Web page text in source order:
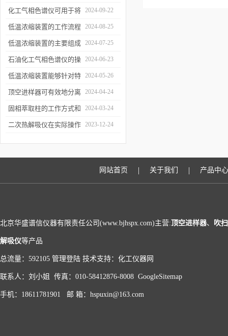
材料、新产品的研发中的
应用
化工气相色谱仪可用于将
样品引入色谱柱并推动分
离过程
2024-09-22
低温浓缩装置的工作流程
及使用注意事项
2024-08-25
低温浓缩装置的主要组成
部分及具体工作流程分析
2024-07-25
石油化工气相色谱仪的操
作要点详细分析
2024-06-23
低温浓缩装置能够针对特
定的目标组分进行有效浓
缩
2024-05-26
顶空进样器可有效地分离
和富集样品中的挥发性成
分
2024-04-24
固相萃取柱的工作方式和
应用场景
2024-03-24
二次热解吸仪在实际操作 2023-12-24
网站首页 | 关于我们 | 产品中心
北京华盛谱信仪器有限责任公司(www.bjhspx.com)主营:顶空进样器、 吹
解吸仪等产品
总流量：592105 管理登陆 技术支持： 化工仪器网
联系人：刘小姐 传真：010-58412876-8008 GoogleSitemap
手机：18611781901 邮 箱：hspuxin@163.com